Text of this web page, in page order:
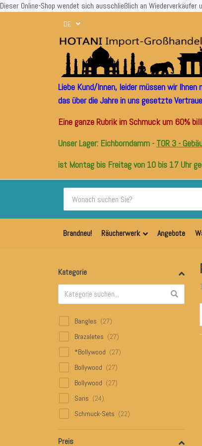
Dieser Online-Shop wendet sich ausschließlich an Wiederverkäufer
DE
Liebe Kund/Innen, leider müssen wir
das über die Jahre in uns gesetzte
Eine ganze Rubrik im Schmuck um 60%
Unser Lager: Eichborndamm - TOR 3 -
ist Montag bis Freitag von 10 bis 17 Uhr
Brandneu! Räucherwerk Angebote
Kategorie
Bangles
Brazaletes
*Bollywood
Bollywood
Bollywood
Saris
Schmuck-Sets
Conjuntos de joyas
Preis